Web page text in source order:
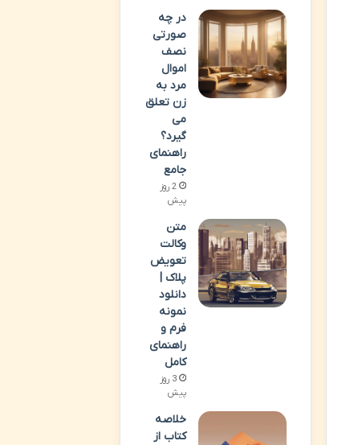
در چه
صورتی
نصف
اموال
مرد به
زن تعلق
می
گیرد؟
راهنمای
جامع
2 روز
پیش
متن
وکالت
تعویض
پلاک |
دانلود
نمونه
فرم و
راهنمای
کامل
3 روز
پیش
خلاصه
کتاب از